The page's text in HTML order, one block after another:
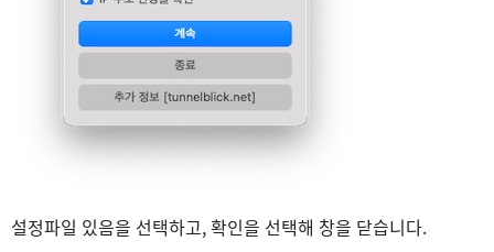
설정파일 있음을 선택하고, 확인을 선택해 창을 닫습니다.